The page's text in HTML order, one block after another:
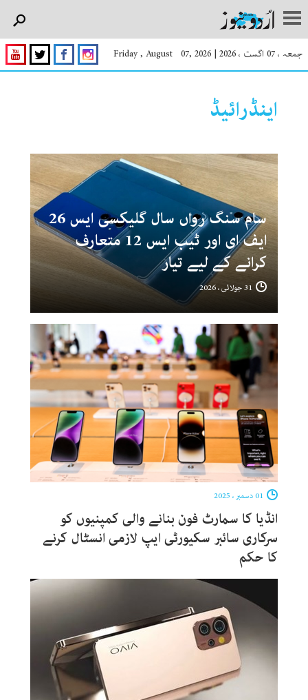
جمعہ ، 07 اگست ، 2026 |
Friday , August 07, 2026
اینڈرائیڈ
سام سنگ رواں سال گلیکسی ایس 26
ایف ای اور ٹیب ایس 12 متعارف
کرانے کے لیے تیار
انڈیا کا سمارٹ فون بنانے والی کمپنیوں کو
سرکاری سائبر سکیورٹی ایپ لازمی انسٹال کرنے
کا حکم